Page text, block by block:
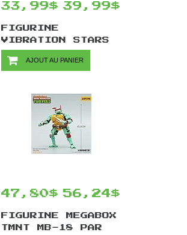
33,99$ 39,99$
FIGURINE
VIBRATION STARS
NARUTO SHIPPUDEN
PAR BANPRESTO -
AJOUT AU PANIER
47,80$ 56,24$
FIGURINE MEGABOX
TMNT MB-18 PAR